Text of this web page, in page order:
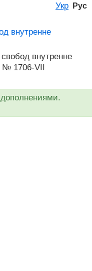
Укр Рус
внутренне
внутренне
№ 1706-VII